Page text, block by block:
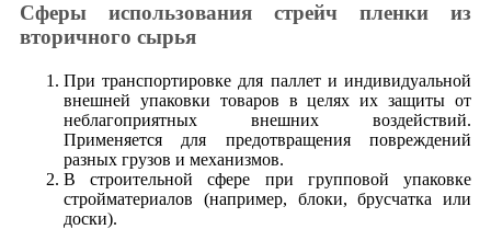
Сферы использования стрейч пленки из
вторичного сырья
При транспортировке для паллет и индивидуальной
внешней упаковки товаров в целях их защиты от
неблагоприятных внешних воздействий.
Применяется для предотвращения повреждений
разных грузов и механизмов.
В строительной сфере при групповой упаковке
стройматериалов (например, блоки, брусчатка или
доски).